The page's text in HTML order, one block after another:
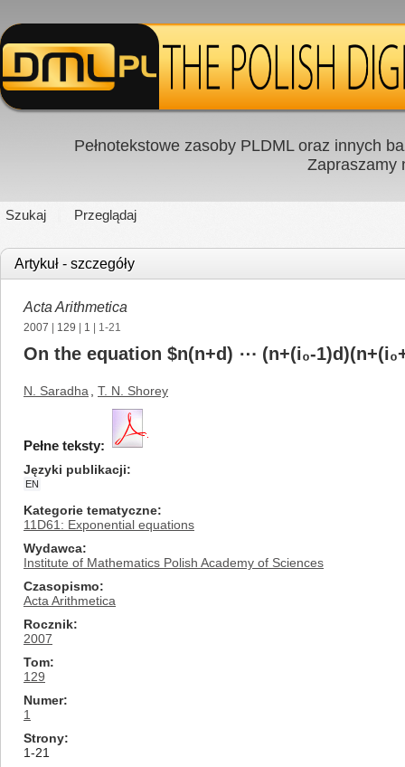
Pełnotekstowe zasoby PLDML oraz innych
Zapraszamy
Szukaj Przeglądaj
Artykuł - szczegóły
Acta Arithmetica
2007 129 1 | 1-21
On the equation $n(n+d) ⋯ (n+(i₀-
N. Saradha T. N. Shorey
Pełne teksty:
Języki publikacji
EN
Kategorie tematyczne
11D61: Exponential equations
Wydawca
Institute of Mathematics Polish Academy of Sciences
Czasopismo
Acta Arithmetica
Rocznik
2007
Tom
129
Numer
1
Strony
1-21